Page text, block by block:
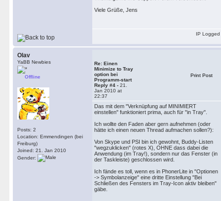
Viele Grüße, Jens
IP Logged
Olav
YaBB Newbies
Offline
Posts: 2
Location: Emmendingen (bei
Freiburg)
Joined: 21. Jan 2010
Gender:
Re: Einen
Minimize to Tray
option bei
Programm-start
Reply #4 - 21.
Jan 2010 at
22:37
Print Post
Das mit dem "Verknüpfung auf MINIMIERT
einstellen" funktioniert prima, auch für "in Tray".
Ich wollte den Faden aber gern aufnehmen (oder
hätte ich einen neuen Thread aufmachen sollen?):
Von Skype und PSI bin ich gewohnt, Buddy-Listen
"wegzuklicken" (rotes X), OHNE dass dabei die
Anwendung (im Tray!), sondern nur das Fenster (in
der Taskleiste) geschlossen wird.
Ich fände es toll, wenn es in PhonerLite in "Optionen
-> Symbolanzeige" eine dritte Einstellung "Bei
Schließen des Fensters im Tray-Icon aktiv bleiben"
gäbe.